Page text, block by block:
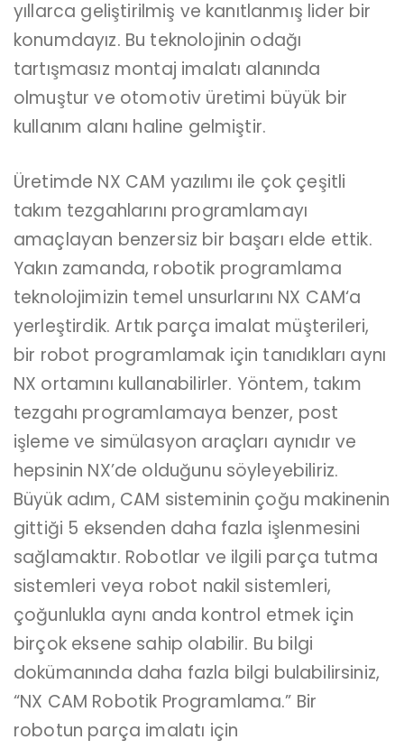
yıllarca geliştirilmiş ve kanıtlanmış lider bir
konumdayız. Bu teknolojinin odağı
tartışmasız montaj imalatı alanında
olmuştur ve otomotiv üretimi büyük bir
kullanım alanı haline gelmiştir.
Üretimde NX CAM yazılımı ile çok çeşitli
takım tezgahlarını programlamayı
amaçlayan benzersiz bir başarı elde ettik.
Yakın zamanda, robotik programlama
teknolojimizin temel unsurlarını NX CAM‘a
yerleştirdik. Artık parça imalat müşterileri,
bir robot programlamak için tanıdıkları aynı
NX ortamını kullanabilirler. Yöntem, takım
tezgahı programlamaya benzer, post
işleme ve simülasyon araçları aynıdır ve
hepsinin NX’de olduğunu söyleyebiliriz.
Büyük adım, CAM sisteminin çoğu makinenin
gittiği 5 eksenden daha fazla işlenmesini
sağlamaktır. Robotlar ve ilgili parça tutma
sistemleri veya robot nakil sistemleri,
çoğunlukla aynı anda kontrol etmek için
birçok eksene sahip olabilir. Bu bilgi
dokümanında daha fazla bilgi bulabilirsiniz,
“NX CAM Robotik Programlama.” Bir
robotun parça imalatı için